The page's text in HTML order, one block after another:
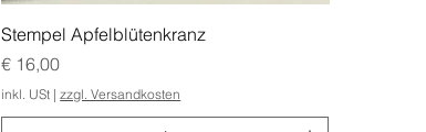
Stempel Apfelblütenkranz
Preis
€ 16,00
inkl. USt | zzgl. Versandkosten